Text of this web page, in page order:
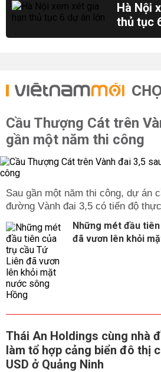
Hà Nội
thủ tục
Cầu Thượng Cát trên
gần một năm thi công
Sau gần một năm thi công, dự án
đường Vành đai 3,5 có tiến độ
Những mét đầu
đã vươn lên khỏi
Thái An Holdings cùng nhà
làm tổ hợp cảng biển đô thị
USD ở Quảng Ninh